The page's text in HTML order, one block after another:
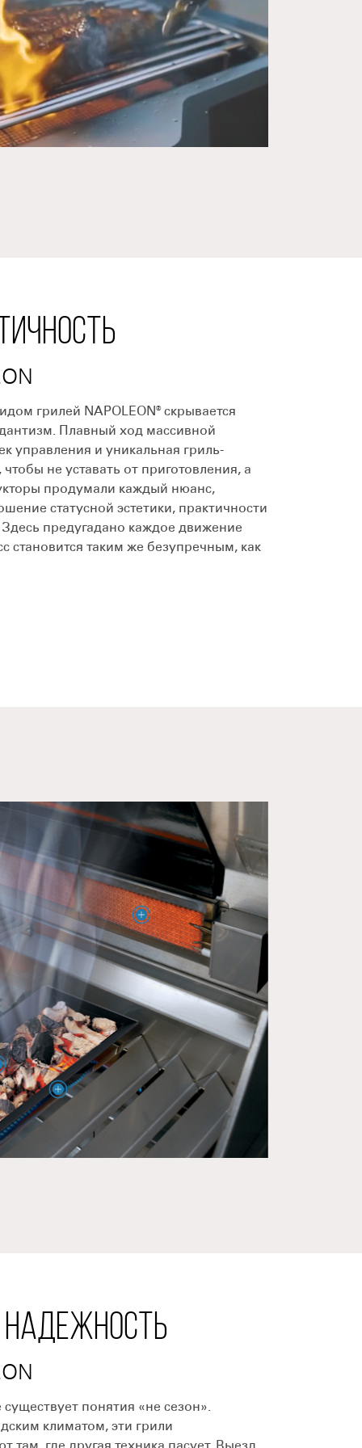
грилей NAPOLEON® скрывается
Плавный ход массивной
управления и уникальная гриль-
не уставать от приготовления, а
продумали каждый нюанс,
статусной эстетики, практичности
предугадано каждое движение
становится таким же безупречным, как
понятия «не сезон».
климатом, эти грили